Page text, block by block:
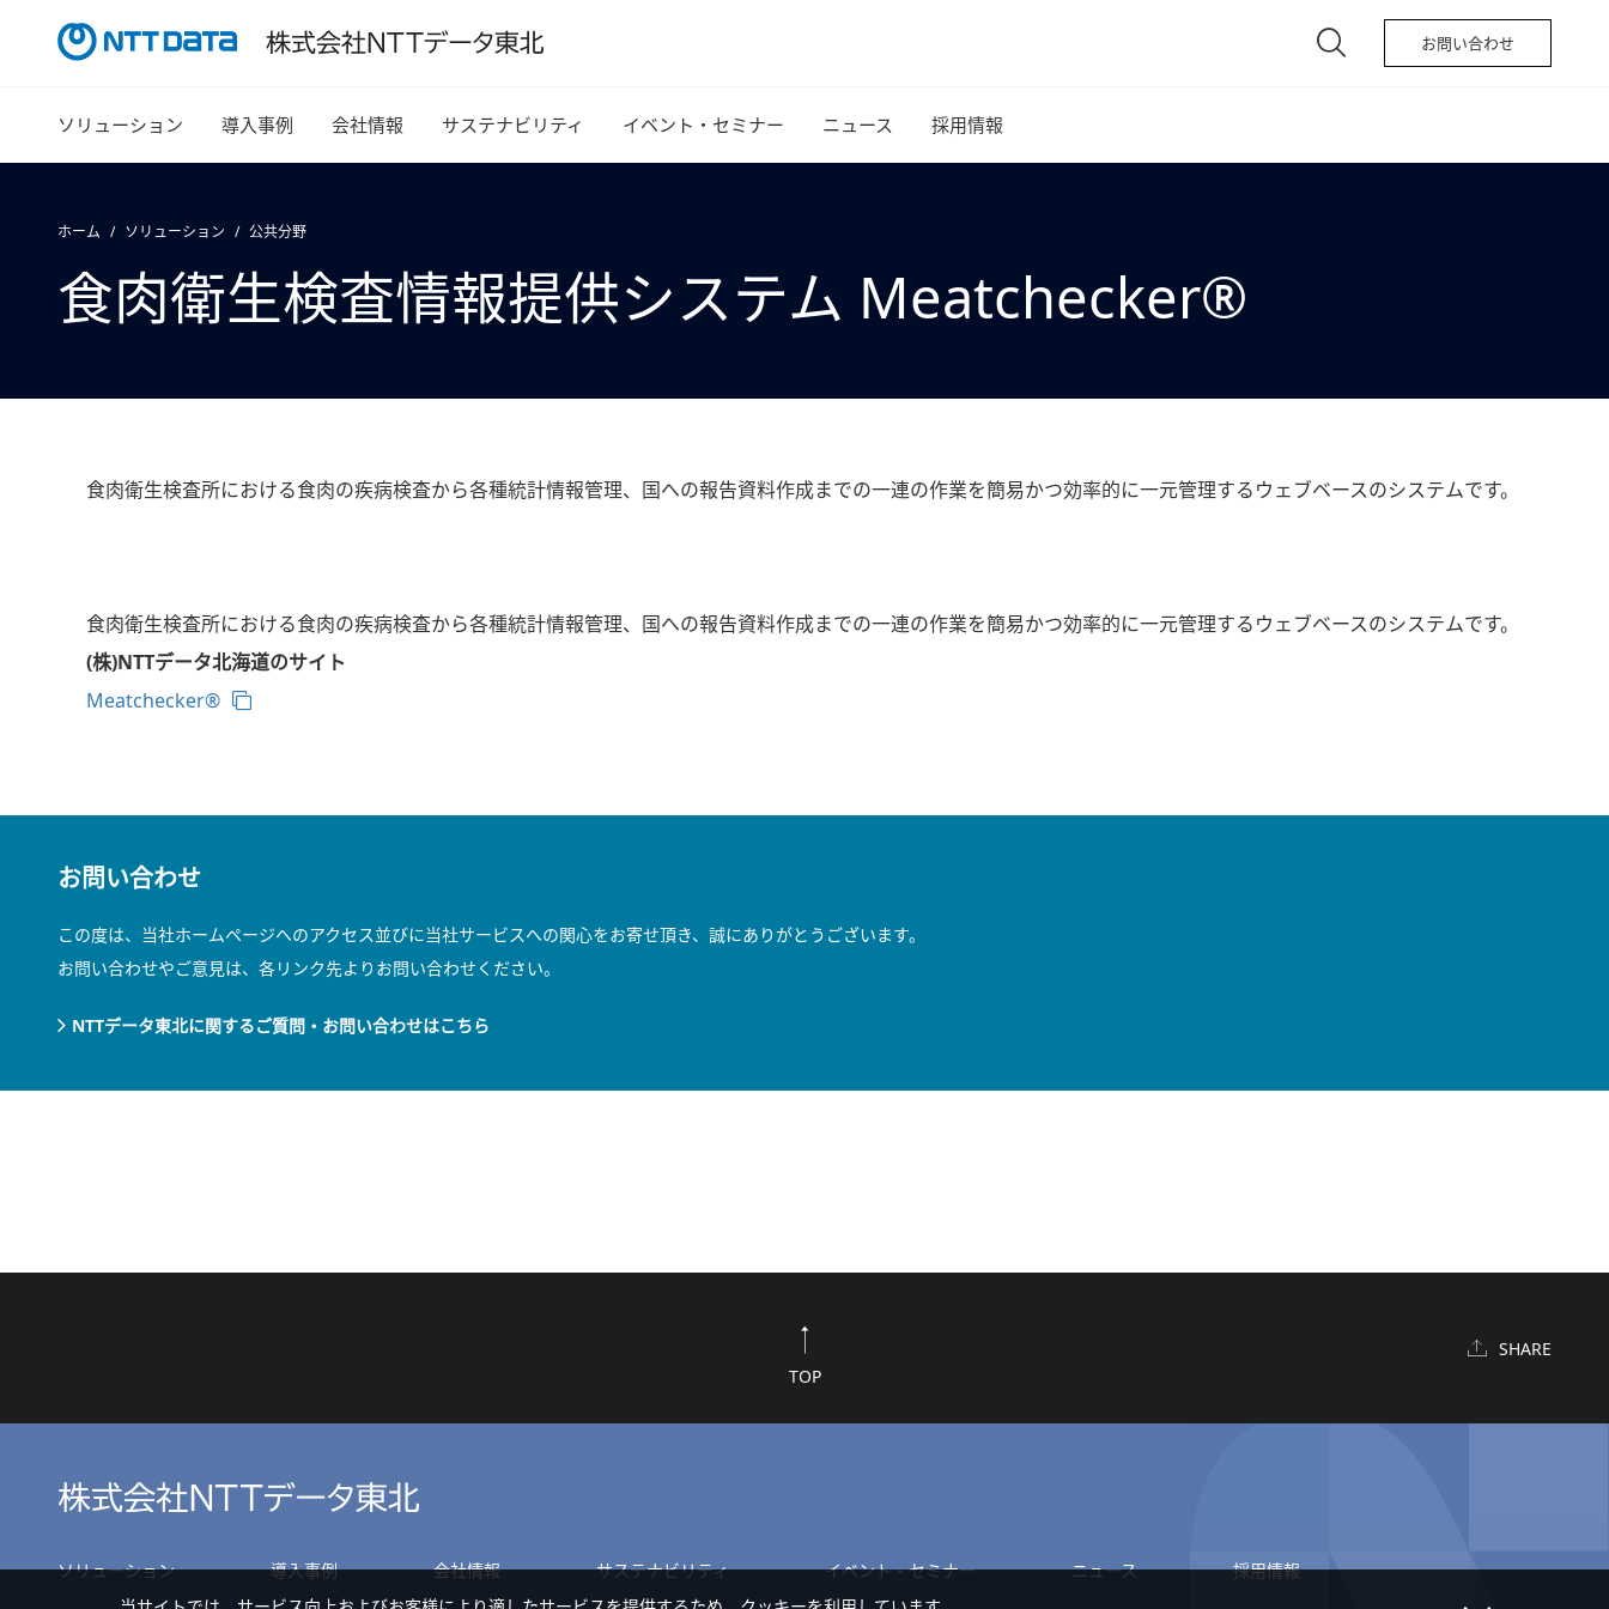
お問い合わせ
ソリューション 導入事例 会社情報 サステナビリティ イベント・セミナー ニュース 採用情報
ホーム ソリューション 公共分野
食肉衛生検査情報提供システム Meatchecker®
食肉衛生検査所における食肉の疾病検査から各種統計情報管理、国への報告資料作成までの一連の作業を簡易かつ効率的に一元管理するウェブベースのシステムです。
食肉衛生検査所における食肉の疾病検査から各種統計情報管理、国への報告資料作成までの一連の作業を簡易かつ効率的に一元管理するウェブベースのシステムです。
(株)NTTデータ北海道のサイト
Meatchecker®
お問い合わせ
この度は、当社ホームページへのアクセス並びに当社サービスへの関心をお寄せ頂き、誠にありがとうございます。
お問い合わせやご意見は、各リンク先よりお問い合わせください。
NTTデータ東北に関するご質問・お問い合わせはこちら
TOP
SHARE
ソリューション 導入事例 会社情報 サステナビリティ イベント・セミナー ニュース
採用情報